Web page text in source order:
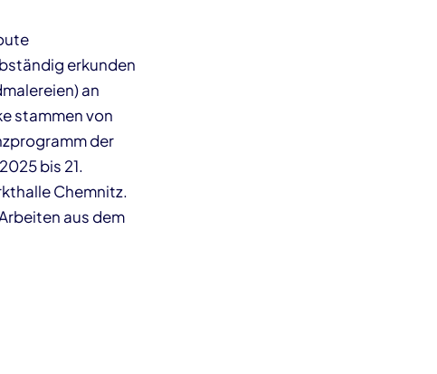
erkunden
an
stammen von
der
bis 21.
Chemnitz.
aus dem